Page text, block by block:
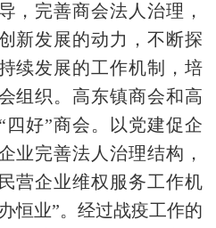
，完善商会法人治理，
新发展的动力，不断探
续发展的工作机制，培
组织。高东镇商会和高
好”商会。以党建促企
业完善法人治理结构，
营企业维权服务工作机
恒业”。经过战疫工作的